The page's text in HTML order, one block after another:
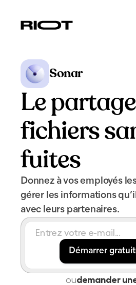
Sonar
Le
fichiers
fuites
Donnez à vos employés
gérer les informations
avec leurs partenaires.
Démarrer
oudemander